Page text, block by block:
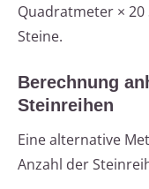
Quadratmeter ×
Steine.
Berechnung
Steinreihen
Eine alternative
Anzahl der